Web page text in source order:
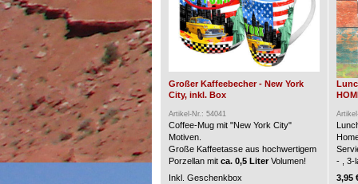
Großer Kaffeebecher - New York
City, inkl. Box
Artikel-Nr.: 54041
Coffee-Mug mit "New York City"
Motiven.
Große Kaffeetasse aus hochwertigem
Porzellan mit ca. 0,5 LiterVolumen!
Inkl. Geschenkbox
- , 3-
3,95